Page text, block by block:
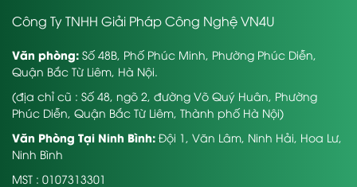
Công Ty TNHH Giải Pháp Công Nghệ VN4U
Văn phòng: Số 48B, Phố Phúc Minh, Phường Phúc Diễn,
Quận Bắc Từ Liêm, Hà Nội.
(địa chỉ cũ : Số 48, ngõ 2, đường Võ Quý Huân, Phường
Phúc Diễn, Quận Bắc Từ Liêm, Thành phố Hà Nội)
Văn Phòng Tại Ninh Bình: Đội 1, Văn Lâm, Ninh Hải, Hoa Lư,
Ninh Bình
MST : 0107313301